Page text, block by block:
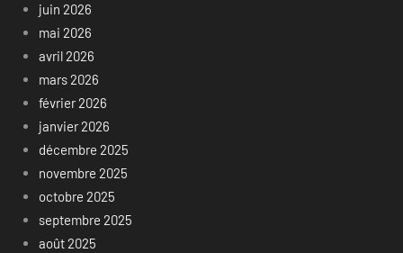
juin 2026
mai 2026
avril 2026
mars 2026
février 2026
janvier 2026
décembre 2025
novembre 2025
octobre 2025
septembre 2025
août 2025